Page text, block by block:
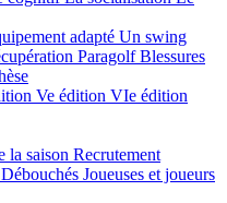
adapté Un swing
ParagolfBlessures
Ve édition VIe édition
la saison Recrutement
Débouchés Joueuses et joueurs